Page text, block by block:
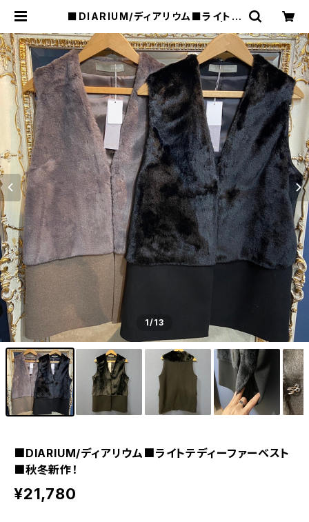
■DIARIUM/ディアリウム■ライトテ
quel
1/13
■DIARIUM/ディアリウム■ライトテディーファーベスト
■秋冬新作！
¥21,780